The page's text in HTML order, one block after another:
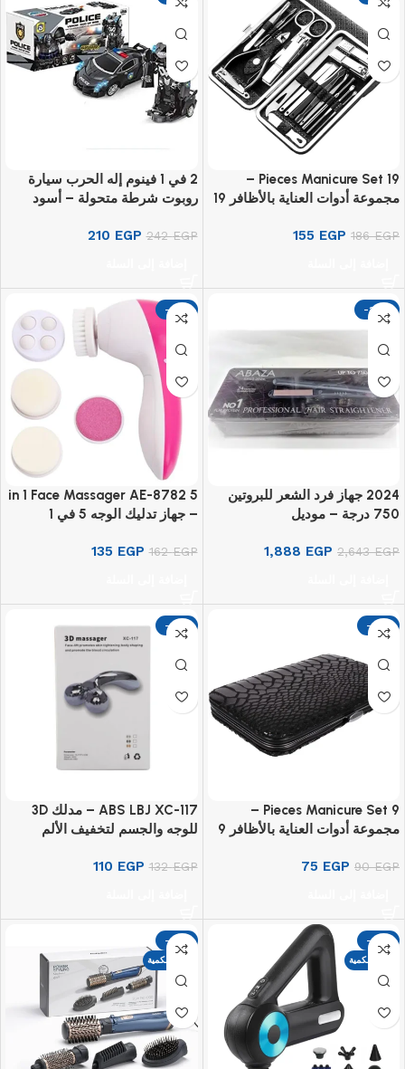
19 Pieces Manicure Set –
مجموعة أدوات العناية بالأظافر 19
186EGP
155 EGP
2 في 1 فينوم إله الحرب سيارة
روبوت شرطة متحولة – أسود
242EGP
210 EGP
-29%
2024 جهاز فرد الشعر للبروتين
750 درجة – موديل
2,643EGP
1,888 EGP
-17%
5 in 1 Face Massager AE-8782
– جهاز تدليك الوجه 5 في 1
162EGP
135 EGP
-17%
9 Pieces Manicure Set –
مجموعة أدوات العناية بالأظافر 9
90EGP
75 EGP
-17%
ABS LBJ XC-117 – مدلك 3D
للوجه والجسم لتخفيف الألم
132EGP
110 EGP
-17%
نفذت الكمية
-17%
نفذت الكمية